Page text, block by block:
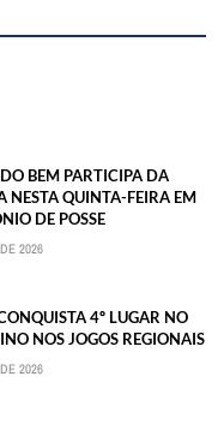
BEM PARTICIPA DA
NESTA QUINTA-FEIRA EM
DE POSSE
2026
4º LUGAR NO
NOS JOGOS REGIONAIS
2026